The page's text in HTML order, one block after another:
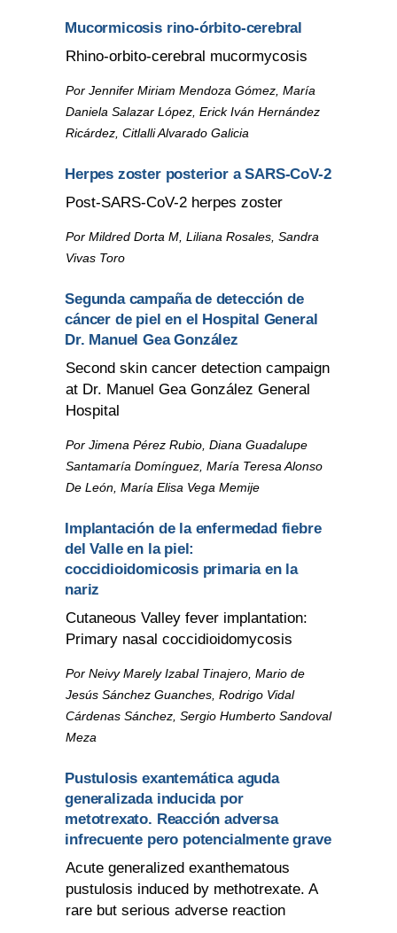
Mucormicosis rino-órbito-cerebral
Rhino-orbito-cerebral mucormycosis
Por Jennifer Miriam Mendoza Gómez, María
Daniela Salazar López, Erick Iván Hernández
Ricárdez, Citlalli Alvarado Galicia
Herpes zoster posterior a SARS-CoV-2
Post-SARS-CoV-2 herpes zoster
Por Mildred Dorta M, Liliana Rosales, Sandra
Vivas Toro
Segunda campaña de detección de
cáncer de piel en el Hospital General
Dr. Manuel Gea González
Second skin cancer detection campaign
at Dr. Manuel Gea González General
Hospital
Por Jimena Pérez Rubio, Diana Guadalupe
Santamaría Domínguez, María Teresa Alonso
De León, María Elisa Vega Memije
Implantación de la enfermedad fiebre
del Valle en la piel:
coccidioidomicosis primaria en la
nariz
Cutaneous Valley fever implantation:
Primary nasal coccidioidomycosis
Por Neivy Marely Izabal Tinajero, Mario de
Jesús Sánchez Guanches, Rodrigo Vidal
Cárdenas Sánchez, Sergio Humberto Sandoval
Meza
Pustulosis exantemática aguda
generalizada inducida por
metotrexato. Reacción adversa
infrecuente pero potencialmente grave
Acute generalized exanthematous
pustulosis induced by methotrexate. A
rare but serious adverse reaction